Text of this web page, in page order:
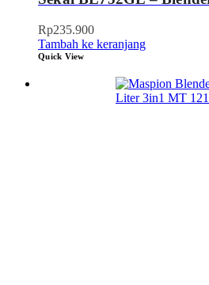
Rp235.900
Tambah ke keranjang
Quick View